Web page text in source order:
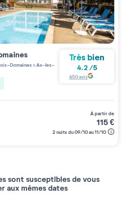
Domaines>Ax-les-
Très bien
4.2/5
450avis
à partir de
115€
2 nuits du 09/10 au 11/10
sont susceptibles de vous
aux mêmes dates